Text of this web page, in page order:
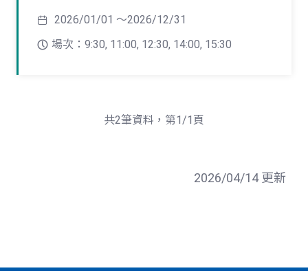
2026/01/01 ～2026/12/31
場次：9:30, 11:00, 12:30, 14:00, 15:30
共2筆資料，第1/1頁
2026/04/14 更新